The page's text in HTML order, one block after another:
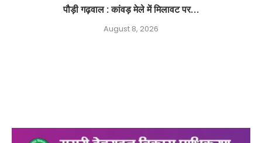
पौड़ी गढ़वाल : कांवड़ मेले में मिलावट पर...
August 8, 2026